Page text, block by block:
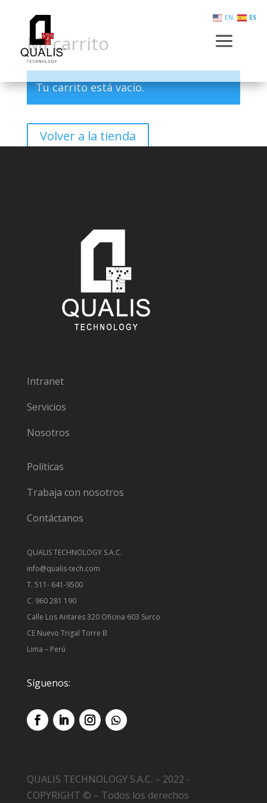
a
Mi carrito
Tu carrito está vacío.
Volver a la tienda
Intranet
Servicios
Nosotros
Políticas
Trabaja con nosotros
Contáctanos
QUALIS TECHNOLOGY S.A.C.
info@qualis-tech.com
T. 511- 641-9500
C. 960 281 190
Calle Los Antares 320 Oficina 603 Surco
CE Nuevo Trigal Torre B
Lima – Perú
Síguenos:
QUALIS TECHNOLOGY S.A.C. – 2022 -
COPYRIGHT © – Todos los derechos
EN ES